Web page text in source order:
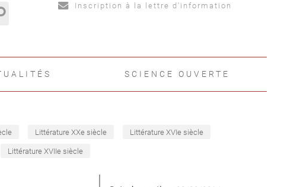
Inscription à la lettre d'information
SCIENCE OUVERTE
Littérature XXe siècle Littérature XVIe siècle
Littérature XVIIe siècle